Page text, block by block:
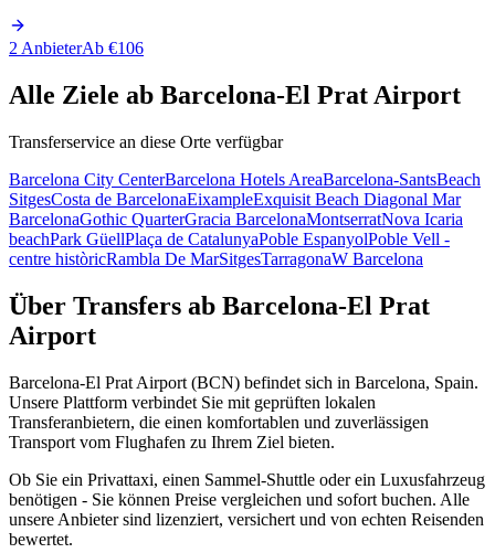
2 AnbieterAb €106
Alle Ziele ab Barcelona-El Prat Airport
Transferservice an diese Orte verfügbar
Barcelona City CenterBarcelona Hotels AreaBarcelona-SantsBeach
SitgesCosta de BarcelonaEixampleExquisit Beach Diagonal Mar
BarcelonaGothic QuarterGracia BarcelonaMontserratNova Icaria
beachPark GüellPlaça de CatalunyaPoble EspanyolPoble Vell -
centre històricRambla De MarSitgesTarragonaW Barcelona
Über Transfers ab Barcelona-El Prat
Airport
Barcelona-El Prat Airport (BCN) befindet sich in Barcelona, Spain.
Unsere Plattform verbindet Sie mit geprüften lokalen
Transferanbietern, die einen komfortablen und zuverlässigen
Transport vom Flughafen zu Ihrem Ziel bieten.
Ob Sie ein Privattaxi, einen Sammel-Shuttle oder ein Luxusfahrzeug
benötigen - Sie können Preise vergleichen und sofort buchen. Alle
unsere Anbieter sind lizenziert, versichert und von echten Reisenden
bewertet.